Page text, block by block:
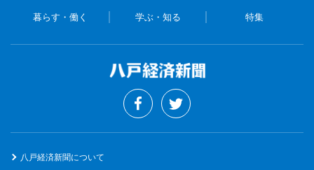
暮らす・働く 学ぶ・知る 特集
八戸経済新聞について